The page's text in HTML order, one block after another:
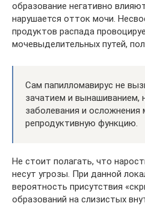
образование негативно
нарушается отток мочи.
продуктов распада
мочевыделительных путей,
Сам папилломавирус не
зачатием и вынашиванием,
заболевания и осложнения
репродуктивную функцию.
Не стоит полагать, что
несут угрозы. При данной
вероятность присутствия
образований на слизистых